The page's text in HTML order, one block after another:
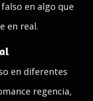
en algo que
en real.
en diferentes
regencia,